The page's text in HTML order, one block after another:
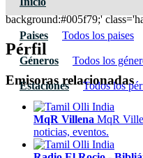
Paises Todos los paises
Géneros Todos los
Estaciones Todos los
top:300px; left:100px;
background:#005f79;'
Pérfil
Emisoras relacionadas
MqR Villena MqR
noticias, eventos.